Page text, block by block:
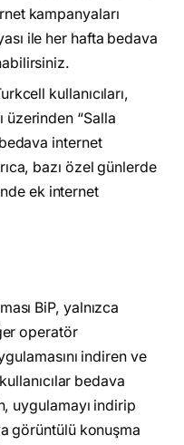
kampanyaları
ile her hafta bedava
kullanıcıları,
üzerinden “Salla
internet
bazı özel günlerde
ek internet
BiP, yalnızca
operatör
indiren ve
bedava
uygulamayı indirip
görüntülü konuşma